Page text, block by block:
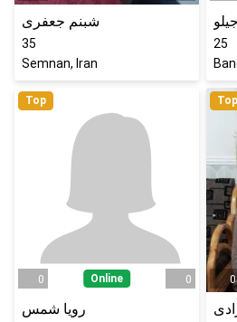
شبنم جعفری
35
Semnan, Iran
25
Top
0 Online 0
رویا شمس
Top
0